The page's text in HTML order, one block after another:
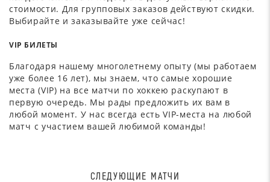
стоимости. Для групповых заказов действуют скидки.
Выбирайте и заказывайте уже сейчас!
VIP БИЛЕТЫ
Благодаря нашему многолетнему опыту (мы работаем
уже более 16 лет), мы знаем, что самые хорошие
места (VIP) на все матчи по хоккею раскупают в
первую очередь. Мы рады предложить их вам в
любой момент. У нас всегда есть VIP-места на любой
матч с участием вашей любимой команды!
СЛЕДУЮЩИЕ МАТЧИ